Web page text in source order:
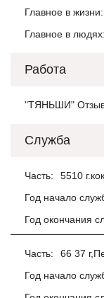
Главное в жизни:
Главное в людях:
Работа
"ТЯНЬШИ"
Служба
Часть:
5510
Год начало
Год окончания
Часть:
66 37
Год начало